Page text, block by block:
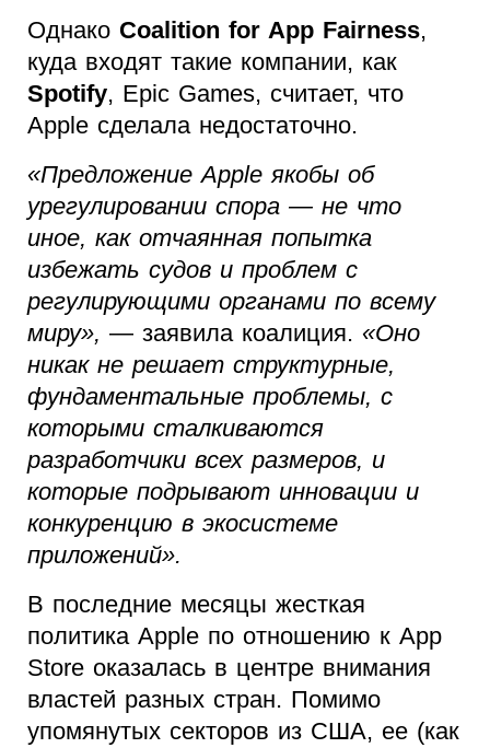
Однако Coalition for App Fairness,
куда входят такие компании, как
Spotify, Epic Games, считает, что
Apple сделала недостаточно.
«Предложение Apple якобы об
урегулировании спора — не что
иное, как отчаянная попытка
избежать судов и проблем с
регулирующими органами по всему
миру», — заявила коалиция. «Оно
никак не решает структурные,
фундаментальные проблемы, с
которыми сталкиваются
разработчики всех размеров, и
которые подрывают инновации и
конкуренцию в экосистеме
приложений».
В последние месяцы жесткая
политика Apple по отношению к App
Store оказалась в центре внимания
властей разных стран. Помимо
упомянутых секторов из США, ее (как